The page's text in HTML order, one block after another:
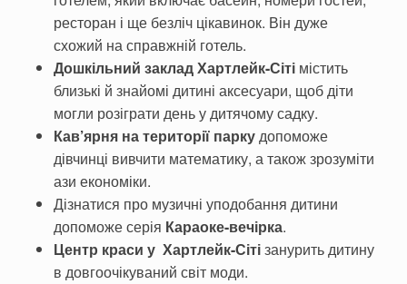
ресторан і ще безліч цікавинок. Він дуже
схожий на справжній готель.
Дошкільний заклад Хартлейк-Сіті містить
близькі й знайомі дитині аксесуари, щоб діти
могли розіграти день у дитячому садку.
Кав’ярня на території паркудопоможе
дівчинці вивчити математику, а також зрозуміти
ази економіки.
Дізнатися про музичні уподобання дитини
допоможе серія Караоке-вечірка.
Центр краси у Хартлейк-Сітізанурить дитину
в довгоочікуваний світ моди.